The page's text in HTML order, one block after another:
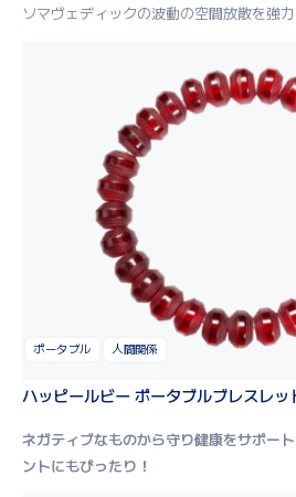
ソマヴェディックの波動の空間放散を強力
ポータブル 人間関係
ハッピールビー ポータブルブレスレッ
ネガティブなものから守り健康をサポート
ントにもぴったり！